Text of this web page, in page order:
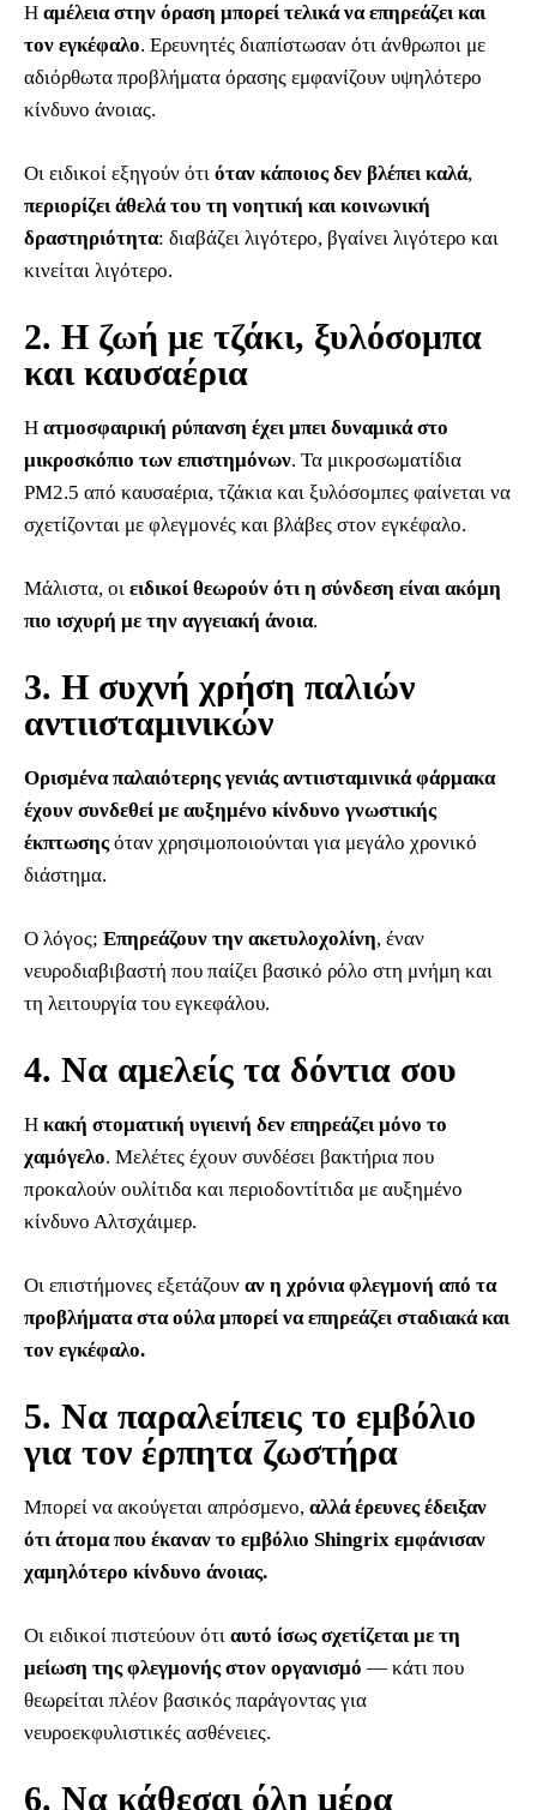
Η αμέλεια στην όραση μπορεί τελικά να επηρεάζει και
τον εγκέφαλο. Ερευνητές διαπίστωσαν ότι άνθρωποι με
αδιόρθωτα προβλήματα όρασης εμφανίζουν υψηλότερο
κίνδυνο άνοιας.
Οι ειδικοί εξηγούν ότι όταν κάποιος δεν βλέπει καλά,
περιορίζει άθελά του τη νοητική και κοινωνική
δραστηριότητα: διαβάζει λιγότερο, βγαίνει λιγότερο και
κινείται λιγότερο.
2. Η ζωή με τζάκι, ξυλόσομπα
και καυσαέρια
Η ατμοσφαιρική ρύπανση έχει μπει δυναμικά στο
μικροσκόπιο των επιστημόνων. Τα μικροσωματίδια
PM2.5 από καυσαέρια, τζάκια και ξυλόσομπες φαίνεται να
σχετίζονται με φλεγμονές και βλάβες στον εγκέφαλο.
Μάλιστα, οι ειδικοί θεωρούν ότι η σύνδεση είναι ακόμη
πιο ισχυρή με την αγγειακή άνοια.
3. Η συχνή χρήση παλιών
αντιισταμινικών
Ορισμένα παλαιότερης γενιάς αντιισταμινικά φάρμακα
έχουν συνδεθεί με αυξημένο κίνδυνο γνωστικής
έκπτωσηςόταν χρησιμοποιούνται για μεγάλο χρονικό
διάστημα.
Ο λόγος; Επηρεάζουν την ακετυλοχολίνη, έναν
νευροδιαβιβαστή που παίζει βασικό ρόλο στη μνήμη και
τη λειτουργία του εγκεφάλου.
4. Να αμελείς τα δόντια σου
Η κακή στοματική υγιεινή δεν επηρεάζει μόνο το
χαμόγελο. Μελέτες έχουν συνδέσει βακτήρια που
προκαλούν ουλίτιδα και περιοδοντίτιδα με αυξημένο
κίνδυνο Αλτσχάιμερ.
Οι επιστήμονες εξετάζουν αν η χρόνια φλεγμονή από τα
προβλήματα στα ούλα μπορεί να επηρεάζει σταδιακά και
τον εγκέφαλο.
5. Να παραλείπεις το εμβόλιο
για τον έρπητα ζωστήρα
Μπορεί να ακούγεται απρόσμενο, αλλά έρευνες έδειξαν
ότι άτομα που έκαναν το εμβόλιο Shingrix εμφάνισαν
χαμηλότερο κίνδυνο άνοιας.
Οι ειδικοί πιστεύουν ότι αυτό ίσως σχετίζεται με τη
μείωση της φλεγμονής στον οργανισμό — κάτι που
θεωρείται πλέον βασικός παράγοντας για
νευροεκφυλιστικές ασθένειες.
6. Να κάθεσαι όλη μέρα